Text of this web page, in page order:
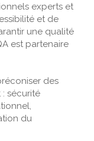
experts et
et de
une qualité
est partenaire
des
: sécurité
du